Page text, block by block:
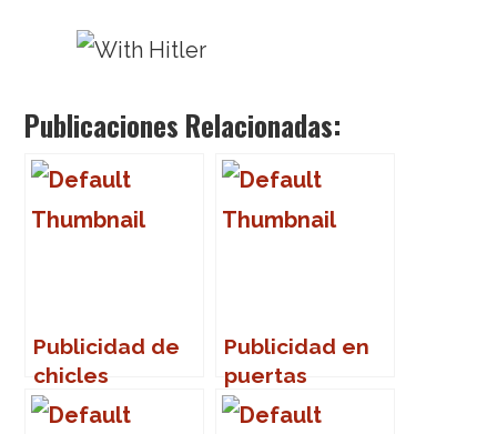
Publicaciones Relacionadas:
Publicidad de
chicles
Publicidad en
puertas
giratorias